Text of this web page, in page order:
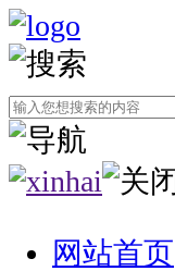
网站首页